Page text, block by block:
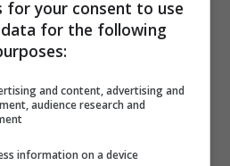
e prudente” (Ansa Foto)
nodo da sciogliere è
for your consent to use
for the following
and content, advertising and
audience research and
information on a device